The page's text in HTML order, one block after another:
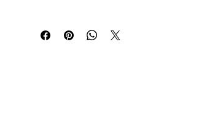
une commande spécifique, n'hésitez pas à
nous vous ferons la meilleure ofre possible !